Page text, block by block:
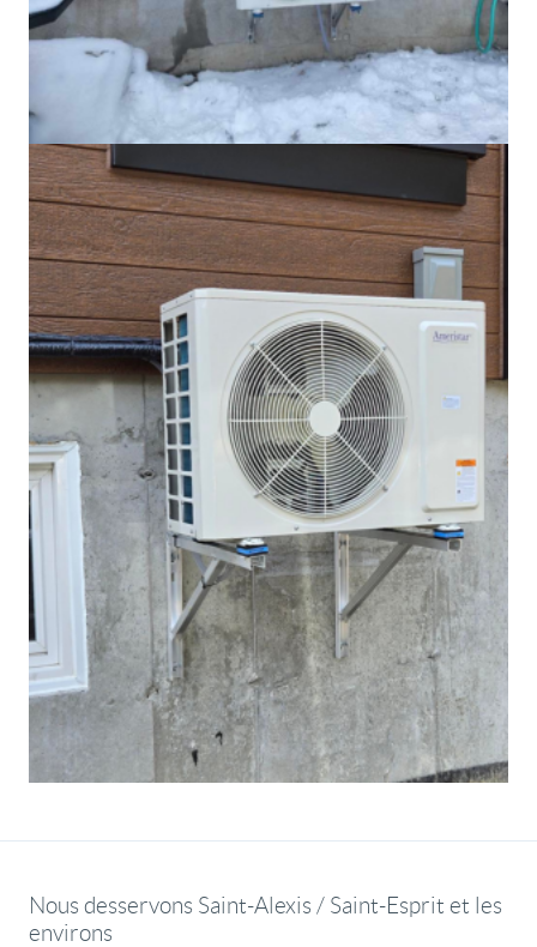
Nous desservons Saint-Alexis / Saint-Esprit et les
environs